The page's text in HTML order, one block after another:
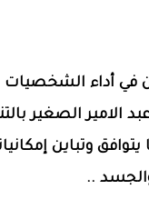
في أداء الشخصيات
الامير الصغير
وتباين
..